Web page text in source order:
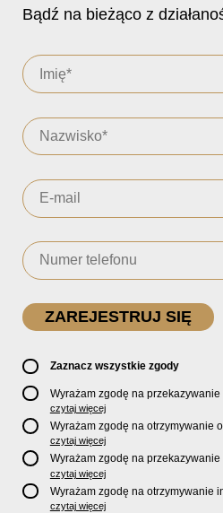
Bądź na bieżąco z
Zaznacz wszystkie zgody
Wyrażam zgodę na
pocztą e-mail, oficjalnego
promocjach, nowościach, biletach,
Store oraz serwisu bilety.lkslodz.pl
usługach oferowanych przez
czytaj więcej
Wyrażam zgodę na otrzymywanie
marketingowych dotyczących
produktów za pośrednictwem
telefonicznych.
czytaj więcej
Wyrażam zgodę na
pocztą e-mail, informacji
produktach, usługach i działalności
Łódź S.A.
czytaj więcej
Wyrażam zgodę na otrzymywanie
pośrednictwem wiadomości SMS
czytaj więcej